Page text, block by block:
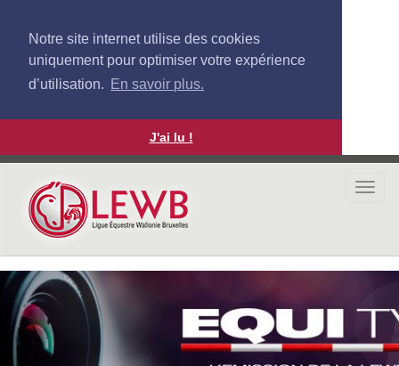
Notre site internet utilise des cookies
uniquement pour optimiser votre expérience
d’utilisation. En savoir plus.
J'ai lu !
Aller
contenu
principal